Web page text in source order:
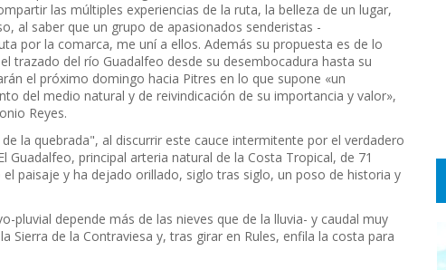
las múltiples experiencias de la ruta, la belleza de un lugar,
al saber que un grupo de apasionados senderistas -
por la comarca, me uní a ellos. Además su propuesta es de lo
trazado del río Guadalfeo desde su desembocadura hasta su
el próximo domingo hacia Pitres en lo que supone «un
del medio natural y de reivindicación de su importancia y valor»,
Reyes.
la quebrada", al discurrir este cauce intermitente por el verdadero
Guadalfeo, principal arteria natural de la Costa Tropical, de 71
paisaje y ha dejado orillado, siglo tras siglo, un poso de historia y
pluvial depende más de las nieves que de la lluvia- y caudal muy
Sierra de la Contraviesa y, tras girar en Rules, enfila la costa para